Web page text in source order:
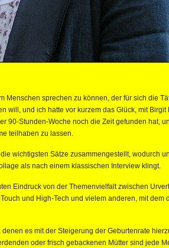
Menschen sprechen zu können, der für sich die
will, und ich hatte vor kurzem das Glück, mit Birgit
90-Stunden-Woche noch die Zeit gefunden hat,
teilhaben zu lassen.
wichtigsten Sätze zusammengestellt, wodurch
als nach einem klassischen Interview klingt.
Eindruck von der Themenvielfalt zwischen
und High-Tech und vielem anderen, mit dem
es mit der Steigerung der Geburtenrate
oder frisch gebackenen Mütter sind jede